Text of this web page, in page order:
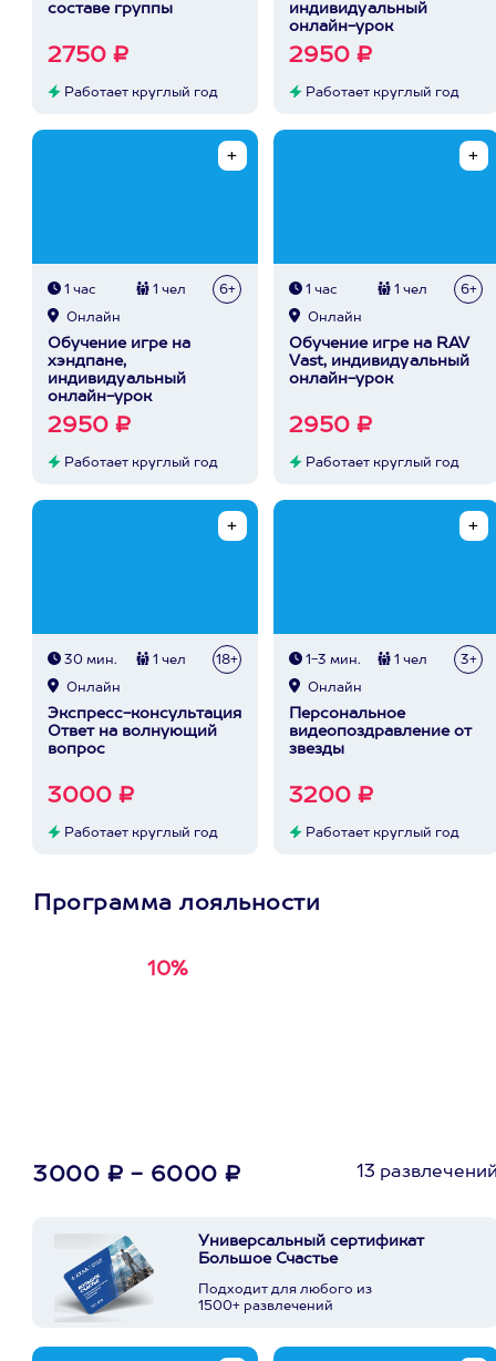
составе группы
2750 ₽
Работает круглый год
индивидуальный
онлайн-урок
2950 ₽
Работает круглый год
1 час 1 чел 6+
Онлайн
Обучение игре на
хэндпане,
индивидуальный
онлайн-урок
2950 ₽
Работает круглый год
1 час 1 чел 6+
Онлайн
Обучение игре на RAV
Vast, индивидуальный
онлайн-урок
2950 ₽
Работает круглый год
30 мин. 1 чел 18+
Онлайн
Экспресс-консультация
Ответ на волнующий
вопрос
3000 ₽
Работает круглый год
1-3 мин. 1 чел 3+
Онлайн
Персональное
видеопоздравление от
звезды
3200 ₽
Работает круглый год
Программа лояльности
10%
3000 ₽ - 6000 ₽ 13
Универсальный сертификат
Большое Счастье
Подходит для любого из
1500+ развлечений